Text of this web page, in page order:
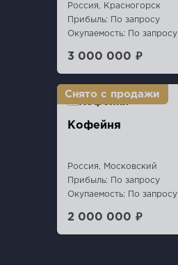
Россия, Красногорск
Прибыль: По запросу
Окупаемость: По запросу
3 000 000 ₽
Кофейня
Россия, Московский
Прибыль: По запросу
Окупаемость: По запросу
2 000 000 ₽